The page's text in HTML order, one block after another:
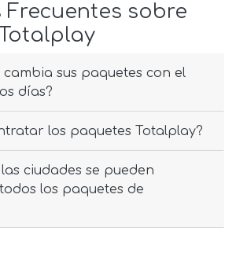
Frecuentes sobre
cambia sus paquetes con el
días?
los paquetes Totalplay?
ciudades se pueden
los paquetes de